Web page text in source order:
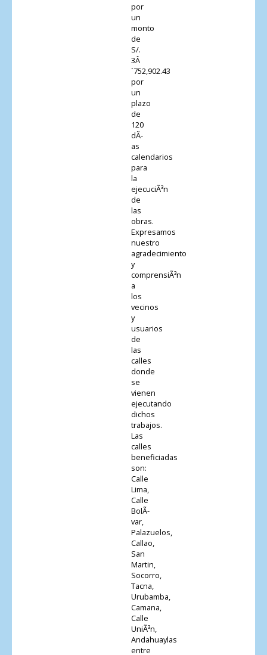
por
un
monto
de
S/.
3Â
´752,902.43
por
un
plazo
de
120
dÃ­
as
calendarios
para
la
ejecuciÃ³n
de
las
obras.
Expresamos
nuestro
agradecimiento
y
comprensiÃ³n
a
los
vecinos
y
usuarios
de
las
calles
donde
se
vienen
ejecutando
dichos
trabajos.
Las
calles
beneficiadas
son:
Calle
Lima,
Calle
BolÃ­
var,
Palazuelos,
Callao,
San
Martin,
Socorro,
Tacna,
Urubamba,
Camana,
Calle
UniÃ³n,
Andahuaylas
entre